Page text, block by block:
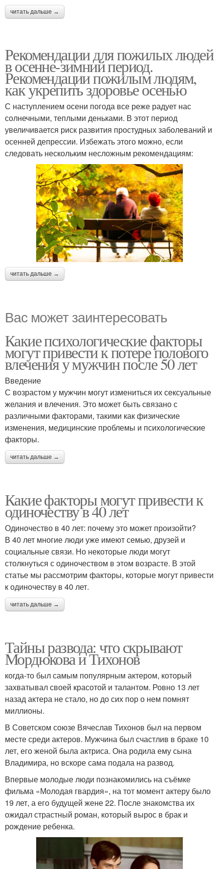
читать дальше →
Рекомендации для пожилых людей
в осенне-зимний период.
Рекомендации пожилым людям,
как укрепить здоровье осенью
С наступлением осени погода все реже радует нас
солнечными, теплыми деньками. В этот период
увеличивается риск развития простудных заболеваний и
осенней депрессии. Избежать этого можно, если
следовать нескольким несложным рекомендациям:
читать дальше →
Вас может заинтересовать
Какие психологические факторы
могут привести к потере полового
влечения у мужчин после 50 лет
Введение
С возрастом у мужчин могут измениться их сексуальные
желания и влечения. Это может быть связано с
различными факторами, такими как физические
изменения, медицинские проблемы и психологические
факторы.
читать дальше →
Какие факторы могут привести к
одиночеству в 40 лет
Одиночество в 40 лет: почему это может произойти?
В 40 лет многие люди уже имеют семью, друзей и
социальные связи. Но некоторые люди могут
столкнуться с одиночеством в этом возрасте. В этой
статье мы рассмотрим факторы, которые могут привести
к одиночеству в 40 лет.
читать дальше →
Тайны развода: что скрывают
Мордюкова и Тихонов
когда-то был самым популярным актером, который
захватывал своей красотой и талантом. Ровно 13 лет
назад актера не стало, но до сих пор о нем помнят
миллионы.
В Советском союзе Вячеслав Тихонов был на первом
месте среди актеров. Мужчина был счастлив в браке 10
лет, его женой была актриса. Она родила ему сына
Владимира, но вскоре сама подала на развод.
Впервые молодые люди познакомились на съёмке
фильма «Молодая гвардия», на тот момент актеру было
19 лет, а его будущей жене 22. После знакомства их
ожидал страстный роман, который вырос в брак и
рождение ребенка.